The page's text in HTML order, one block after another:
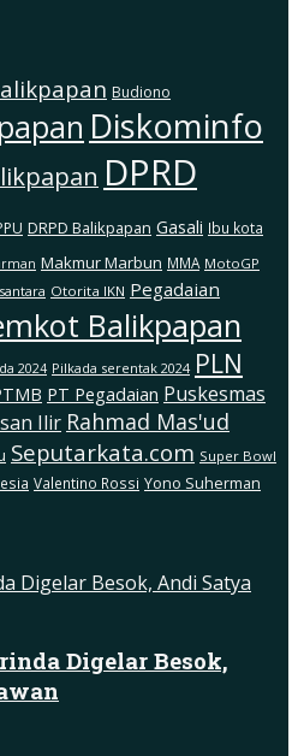
Budiono
Diskominfo
DPRD
DRPD Balikpapan Gasali Ibu kota
Makmur Marbun MMA MotoGP
Otorita IKN Pegadaian
Balikpapan
2024 Pilkada serentak 2024 PLN
PT Pegadaian Puskesmas
Ilir Rahmad Mas'ud
Seputarkata.com Super Bowl
Valentino Rossi Yono Suherman
Digelar Besok,